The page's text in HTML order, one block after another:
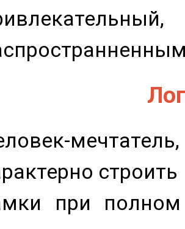
при полном